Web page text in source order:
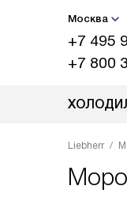
Москва
+7 495
+7 800
Liebherr